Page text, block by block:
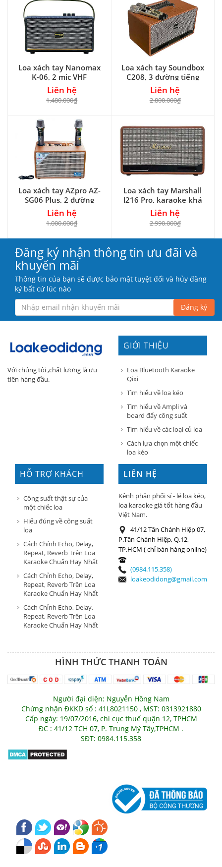
Loa xách tay Nanomax
K-06, 2 mic VHF
Liên hệ
1.480.000₫
Loa xách tay Soundbox
C208, 3 đường tiếng
Liên hệ
2.800.000₫
Loa xách tay AZpro AZ-
SG06 Plus, 2 đường
tiếng
Liên hệ
1.000.000₫
Loa xách tay Marshall
J216 Pro, karaoke khá
hay
Liên hệ
2.990.000₫
Đăng ký nhận thông tin ưu đãi và
khuyến mãi
Thông tin của bạn sẽ được bảo mật tuyệt đối và hủy đăng
ký bất cứ lúc nào
Đăng ký
Với chúng tôi ,chất lượng là ưu
tiên hàng đầu.
GIỚI THIỆU
Loa Bluetooth Karaoke
Qixi
Tìm hiểu về loa kéo
Tìm hiểu về Ampli và
board đẩy công suất
Tìm hiểu về các loại củ loa
Cách lựa chọn một chiếc
loa kéo
HỖ TRỢ KHÁCH
HÀNG
Công suất thật sự của
một chiếc loa
Hiểu đúng về công suất
loa
Cách Chỉnh Echo, Delay,
Repeat, Reverb Trên Loa
Karaoke Chuẩn Hay Nhất
Cách Chỉnh Echo, Delay,
Repeat, Reverb Trên Loa
Karaoke Chuẩn Hay Nhất
Cách Chỉnh Echo, Delay,
Repeat, Reverb Trên Loa
Karaoke Chuẩn Hay Nhất
LIÊN HỆ
Kênh phân phối sỉ - lẻ loa kéo,
loa karaoke giá tốt hàng đầu
Việt Nam.
41/12 Tân Chánh Hiệp 07,
P.Tân Chánh Hiệp, Q.12,
TP.HCM ( chỉ bán hàng online)
(0984.115.358)
loakeodidong@gmail.com
HÌNH THỨC THANH TOÁN
Người đại diện: Nguyễn Hồng Nam
Chứng nhận ĐKKD số : 41L8021150 , MST: 0313921880
Cấp ngày: 19/07/2016, chi cục thuế quận 12, TPHCM
ĐC : 41/12 TCH 07, P. Trung Mỹ Tây,TPHCM .
SĐT: 0984.115.358